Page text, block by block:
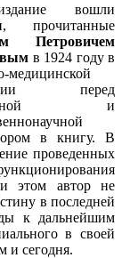
вошли
прочитанные
Петровичем
в 1924 году в
медицинской
перед
и
в книгу. В
проведенных
этом автор не
в последней
к дальнейшим
в своей
и сегодня.